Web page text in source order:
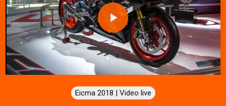
P
l
a
y
Eicma 2018 | Video live